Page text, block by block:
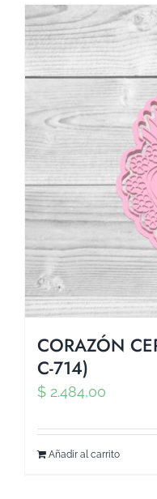
CORAZÓN
C-714)
$ 2.484,00
Añadir al carrito